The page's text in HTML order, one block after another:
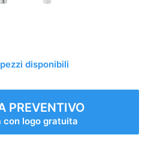
disponibili
PREVENTIVO
con logo gratuita